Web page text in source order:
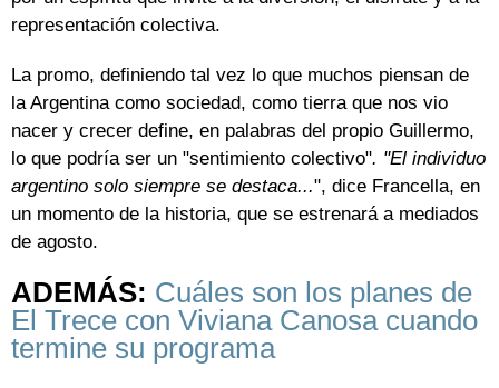
representación colectiva.
La promo, definiendo tal vez lo que muchos piensan de
la Argentina como sociedad, como tierra que nos vio
nacer y crecer define, en palabras del propio Guillermo,
lo que podría ser un "sentimiento colectivo". "El individuo
argentino solo siempre se destaca...", dice Francella, en
un momento de la historia, que se estrenará a mediados
de agosto.
ADEMÁS: Cuáles son los planes de
El Trece con Viviana Canosa cuando
termine su programa